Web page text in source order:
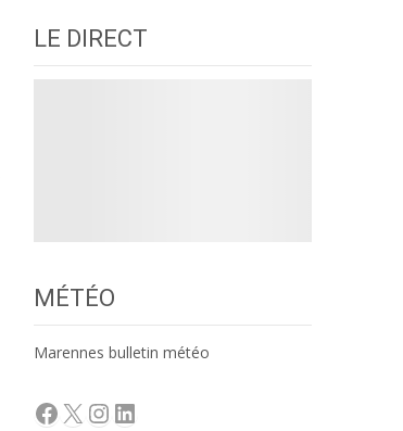
LE DIRECT
MÉTÉO
Marennes bulletin météo
Facebook
X Instagram
LinkedIn